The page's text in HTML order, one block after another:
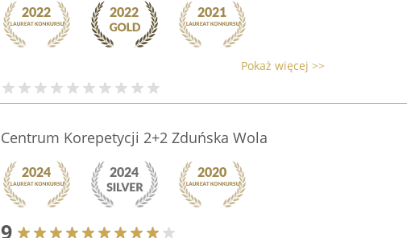
Pokaż więcej >>
Centrum Korepetycji 2+2 Zduńska Wola
9